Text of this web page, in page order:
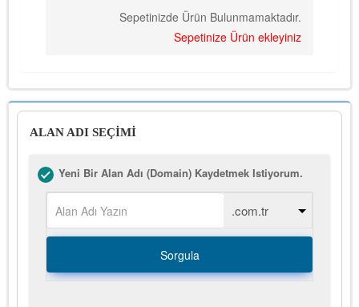
Sepetinizde Ürün Bulunmamaktadır.
Sepetinize Ürün ekleyiniz
ALAN ADI SEÇİMİ
Yeni Bir Alan Adı (Domain) Kaydetmek Istiyorum.
Sorgula